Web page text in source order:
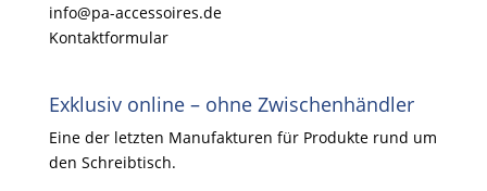
info@pa-accessoires.de
Kontaktformular
Exklusiv online – ohne Zwischenhändler
Eine der letzten Manufakturen für Produkte rund um
den Schreibtisch.